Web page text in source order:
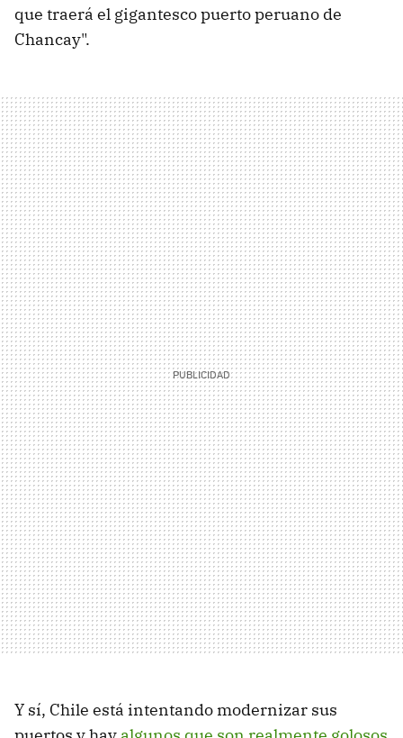
que traerá el gigantesco puerto peruano de
Chancay".
Y sí, Chile está intentando modernizar sus